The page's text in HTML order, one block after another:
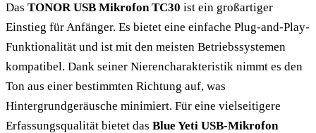
Das TONOR USB Mikrofon TC30 ist ein großartiger
Einstieg für Anfänger. Es bietet eine einfache Plug-and-Play-
Funktionalität und ist mit den meisten Betriebssystemen
kompatibel. Dank seiner Nierencharakteristik nimmt es den
Ton aus einer bestimmten Richtung auf, was
Hintergrundgeräusche minimiert. Für eine vielseitigere
Erfassungsqualität bietet das Blue Yeti USB-Mikrofon